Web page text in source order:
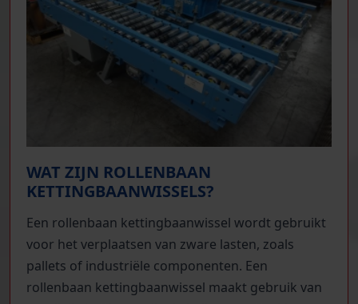
WAT ZIJN ROLLENBAAN
KETTINGBAANWISSELS?
Een rollenbaan kettingbaanwissel wordt gebruikt
voor het verplaatsen van zware lasten, zoals
pallets of industriële componenten. Een
rollenbaan kettingbaanwissel maakt gebruik van